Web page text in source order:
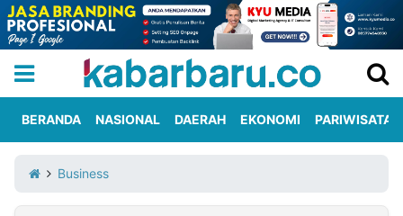
Iklan
Berita
Kami
BERANDA NASIONAL DAERAH EKONOMI PARIWISATA
Business